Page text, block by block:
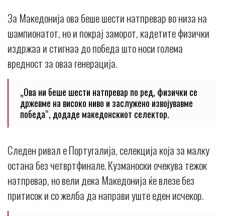
За Македонија ова беше шести натпревар во низа на
шампионатот, но и покрај заморот, кадетите физички
издржаа и стигнаа до победа што носи голема
вредност за оваа генерација.
„Ова ни беше шести натпревар по ред, физички се
држевме на високо ниво и заслужено извојувавме
победа“, додаде македонскиот селектор.
Следен ривал е Португалија, селекција која за малку
остана без четвртфинале. Кузманоски очекува тежок
натпревар, но вели дека Македонија ќе влезе без
притисок и со желба да направи уште еден исчекор.